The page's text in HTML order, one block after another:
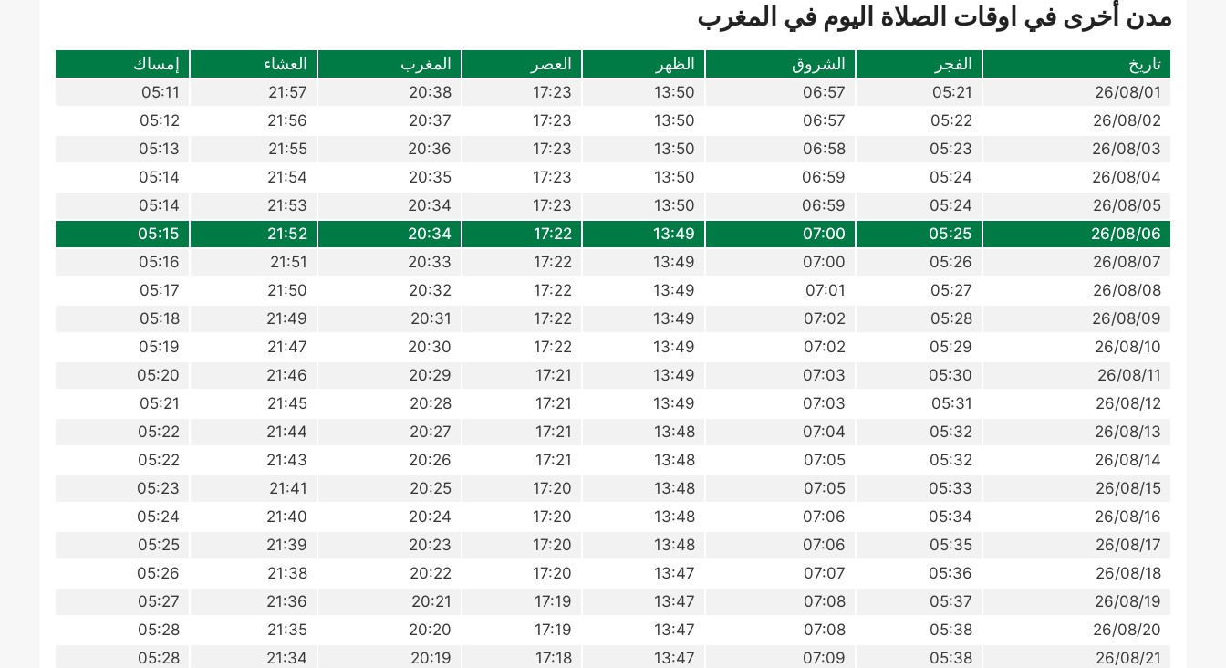
مدن أخرى في اوقات الصلاة اليوم في المغرب
تاريخ الفجر الشروق الظهر العصر المغرب العشاء إمساك
26/08/01
05:21
06:57
13:50
17:23
20:38
21:57
05:11
26/08/02
05:22
06:57
13:50
17:23
20:37
21:56
05:12
26/08/03
05:23
06:58
13:50
17:23
20:36
21:55
05:13
26/08/04
05:24
06:59
13:50
17:23
20:35
21:54
05:14
26/08/05
05:24
06:59
13:50
17:23
20:34
21:53
05:14
26/08/06
05:25
07:00
13:49
17:22
20:34
21:52
05:15
26/08/07
05:26
07:00
13:49
17:22
20:33
21:51
05:16
26/08/08
05:27
07:01
13:49
17:22
20:32
21:50
05:17
26/08/09
05:28
07:02
13:49
17:22
20:31
21:49
05:18
26/08/10
05:29
07:02
13:49
17:22
20:30
21:47
05:19
26/08/11
05:30
07:03
13:49
17:21
20:29
21:46
05:20
26/08/12
05:31
07:03
13:49
17:21
20:28
21:45
05:21
26/08/13
05:32
07:04
13:48
17:21
20:27
21:44
05:22
26/08/14
05:32
07:05
13:48
17:21
20:26
21:43
05:22
26/08/15
05:33
07:05
13:48
17:20
20:25
21:41
05:23
26/08/16
05:34
07:06
13:48
17:20
20:24
21:40
05:24
26/08/17
05:35
07:06
13:48
17:20
20:23
21:39
05:25
26/08/18
05:36
07:07
13:47
17:20
20:22
21:38
05:26
26/08/19
05:37
07:08
13:47
17:19
20:21
21:36
05:27
26/08/20
05:38
07:08
13:47
17:19
20:20
21:35
05:28
26/08/21
05:38
07:09
13:47
17:18
20:19
21:34
05:28